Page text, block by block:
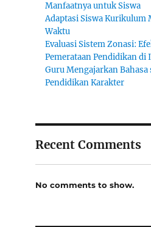
Manfaatnya untuk Siswa
Adaptasi Siswa Kurikulum
Waktu
Evaluasi Sistem Zonasi:
Pemerataan Pendidikan di
Guru Mengajarkan Bahasa
Pendidikan Karakter
Recent Comments
No comments to show.